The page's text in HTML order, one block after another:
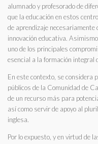
alumnado y profesorado de
que la educación en estos
de aprendizaje
innovación educativa.
uno de los principales
esencial a la formación integral
En este contexto, se considera
públicos de la Comunidad de
de un recurso más para
así como servir de apoyo al
inglesa.
Por lo expuesto, y en virtud de